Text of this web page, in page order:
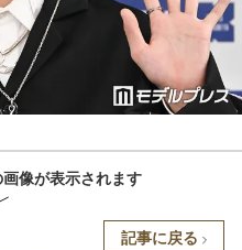
像が表示されます
記事に戻る